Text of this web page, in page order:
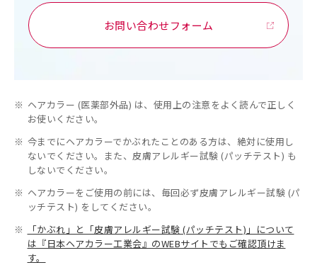
お問い合わせフォーム
※ ヘアカラー (医薬部外品) は、使用上の注意をよく読んで正しく
お使いください。
※ 今までにヘアカラーでかぶれたことのある方は、絶対に使用し
ないでください。また、皮膚アレルギー試験 (パッチテスト) も
しないでください。
※ ヘアカラーをご使用の前には、毎回必ず皮膚アレルギー試験 (パ
ッチテスト) をしてください。
※
「かぶれ」と「皮膚アレルギー試験 (パッチテスト)」について
は『日本ヘアカラー工業会』のWEBサイトでもご確認頂けま
す。